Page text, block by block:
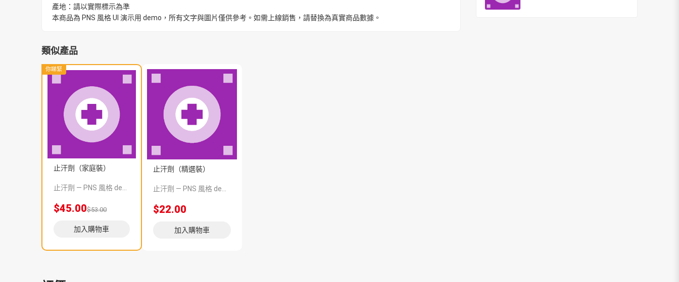
產地：請以實際標示為準
本商品為 PNS 風格 UI 演示用 demo，所有文字與圖片僅供參考。如需上線銷售，請替換為真實商品數據。
類似產品
你睇緊
止汗劑（家庭裝）
$45.00$53.00
加入購物車
止汗劑（精選裝）
$22.00
加入購物車